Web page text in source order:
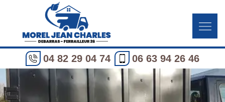
04 82 29 04 74 06 63 94 26 46